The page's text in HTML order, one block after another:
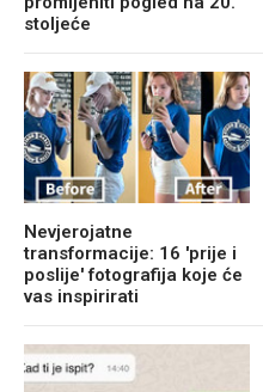
stoljeće
Nevjerojatne
transformacije: 16 'prije i
poslije' fotografija koje će
vas inspirirati